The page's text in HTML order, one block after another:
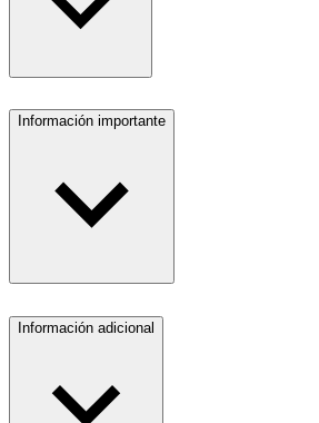
Información importante
Información adicional